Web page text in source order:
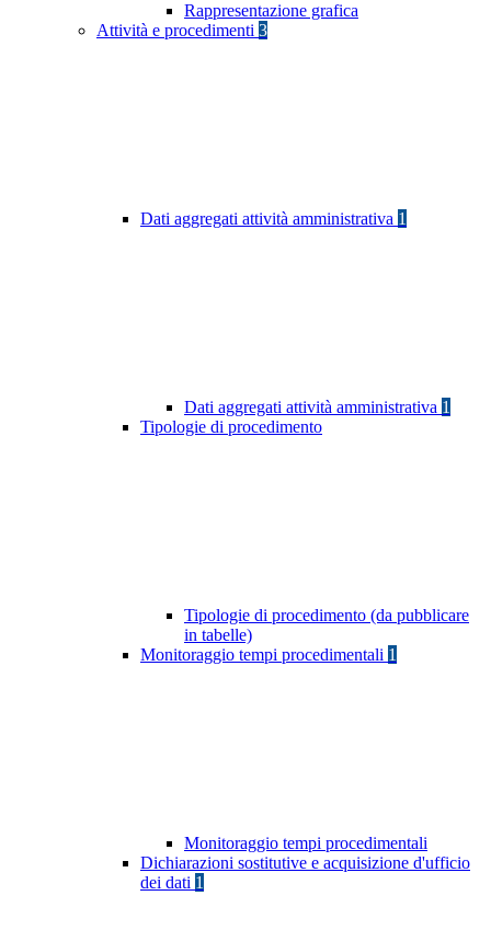
Rappresentazione grafica
Attività e procedimenti 3
Dati aggregati attività amministrativa 1
Dati aggregati attività amministrativa 1
Tipologie di procedimento
Tipologie di procedimento (da pubblicare
in tabelle)
Monitoraggio tempi procedimentali 1
Monitoraggio tempi procedimentali
Dichiarazioni sostitutive e acquisizione d'ufficio
dei dati 1